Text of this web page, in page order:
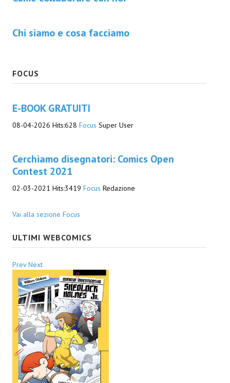
Chi siamo e cosa facciamo
FOCUS
E-BOOK GRATUITI
08-04-2026 Hits:628 Focus Super User
Cerchiamo disegnatori: Comics Open
Contest 2021
02-03-2021 Hits:3419 Focus Redazione
Vai alla sezione Focus
ULTIMI WEBCOMICS
Prev Next